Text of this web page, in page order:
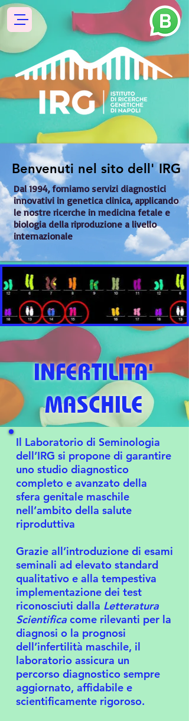
Benvenuti nel sito dell' IRG
Benvenuti nel sito dell' IRG
Dal 1994, forniamo servizi diagnostici
innovativi in genetica clinica, applicando
le nostre ricerche in medicina fetale e
biologia della riproduzione a livello
internazionale
INFERTILITA'
MASCHILE
Il Laboratorio di Seminologia
dell’IRG si propone di garantire
uno studio diagnostico
completo e avanzato della
sfera genitale maschile
nell’ambito della salute
riproduttiva
Grazie all’introduzione di esami
seminali ad elevato standard
qualitativo e alla tempestiva
implementazione dei test
riconosciuti dalla Letteratura
Scientifica come rilevanti per la
diagnosi o la prognosi
dell’infertilità maschile, il
laboratorio assicura un
percorso diagnostico sempre
aggiornato, affidabile e
scientificamente rigoroso.